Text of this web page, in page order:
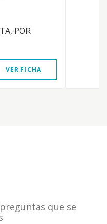
POR
VER FICHA
que se